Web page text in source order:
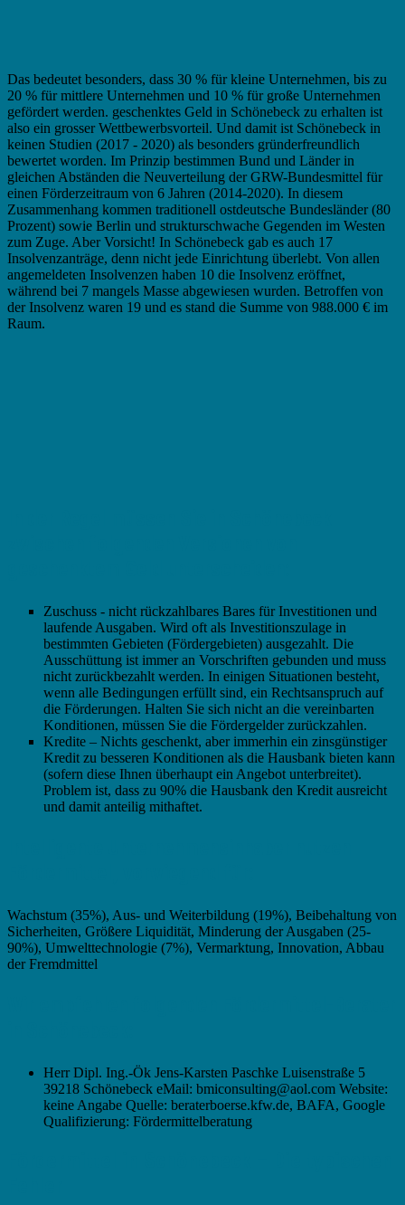
Das bedeutet besonders, dass 30 % für kleine Unternehmen, bis zu
20 % für mittlere Unternehmen und 10 % für große Unternehmen
gefördert werden. geschenktes Geld in Schönebeck zu erhalten ist
also ein grosser Wettbewerbsvorteil. Und damit ist Schönebeck in
keinen Studien (2017 - 2020) als besonders gründerfreundlich
bewertet worden. Im Prinzip bestimmen Bund und Länder in
gleichen Abständen die Neuverteilung der GRW-Bundesmittel für
einen Förderzeitraum von 6 Jahren (2014-2020). In diesem
Zusammenhang kommen traditionell ostdeutsche Bundesländer (80
Prozent) sowie Berlin und strukturschwache Gegenden im Westen
zum Zuge. Aber Vorsicht! In Schönebeck gab es auch 17
Insolvenzanträge, denn nicht jede Einrichtung überlebt. Von allen
angemeldeten Insolvenzen haben 10 die Insolvenz eröffnet,
während bei 7 mangels Masse abgewiesen wurden. Betroffen von
der Insolvenz waren 19 und es stand die Summe von 988.000 € im
Raum.
Zuschuss - nicht rückzahlbares Bares für Investitionen und
laufende Ausgaben. Wird oft als Investitionszulage in
bestimmten Gebieten (Fördergebieten) ausgezahlt. Die
Ausschüttung ist immer an Vorschriften gebunden und muss
nicht zurückbezahlt werden. In einigen Situationen besteht,
wenn alle Bedingungen erfüllt sind, ein Rechtsanspruch auf
die Förderungen. Halten Sie sich nicht an die vereinbarten
Konditionen, müssen Sie die Fördergelder zurückzahlen.
Kredite – Nichts geschenkt, aber immerhin ein zinsgünstiger
Kredit zu besseren Konditionen als die Hausbank bieten kann
(sofern diese Ihnen überhaupt ein Angebot unterbreitet).
Problem ist, dass zu 90% die Hausbank den Kredit ausreicht
und damit anteilig mithaftet.
Wachstum (35%), Aus- und Weiterbildung (19%), Beibehaltung von
Sicherheiten, Größere Liquidität, Minderung der Ausgaben (25-
90%), Umwelttechnologie (7%), Vermarktung, Innovation, Abbau
der Fremdmittel
Herr Dipl. Ing.-Ök Jens-Karsten Paschke Luisenstraße 5
39218 Schönebeck eMail: bmiconsulting@aol.com Website:
keine Angabe Quelle: beraterboerse.kfw.de, BAFA, Google
Qualifizierung: Fördermittelberatung